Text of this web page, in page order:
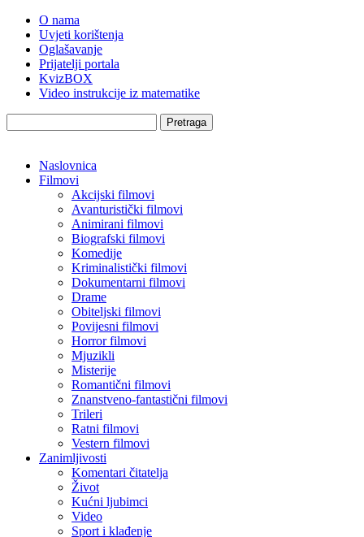
O nama
Uvjeti korištenja
Oglašavanje
Prijatelji portala
KvizBOX
Video instrukcije iz matematike
Pretraga
Naslovnica
Filmovi
Akcijski filmovi
Avanturistički filmovi
Animirani filmovi
Biografski filmovi
Komedije
Kriminalistički filmovi
Dokumentarni filmovi
Drame
Obiteljski filmovi
Povijesni filmovi
Horror filmovi
Mjuzikli
Misterije
Romantični filmovi
Znanstveno-fantastični filmovi
Trileri
Ratni filmovi
Vestern filmovi
Zanimljivosti
Komentari čitatelja
Život
Kućni ljubimci
Video
Sport i klađenje